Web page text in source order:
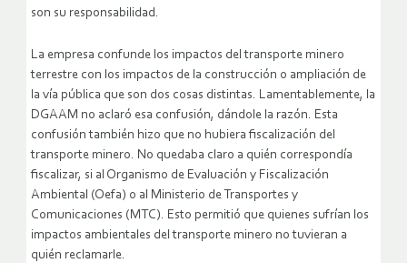
son su responsabilidad.
La empresa confunde los impactos del transporte minero
terrestre con los impactos de la construcción o ampliación de
la vía pública que son dos cosas distintas. Lamentablemente, la
DGAAM no aclaró esa confusión, dándole la razón. Esta
confusión también hizo que no hubiera fiscalización del
transporte minero. No quedaba claro a quién correspondía
fiscalizar, si al Organismo de Evaluación y Fiscalización
Ambiental (Oefa) o al Ministerio de Transportes y
Comunicaciones (MTC). Esto permitió que quienes sufrían los
impactos ambientales del transporte minero no tuvieran a
quién reclamarle.